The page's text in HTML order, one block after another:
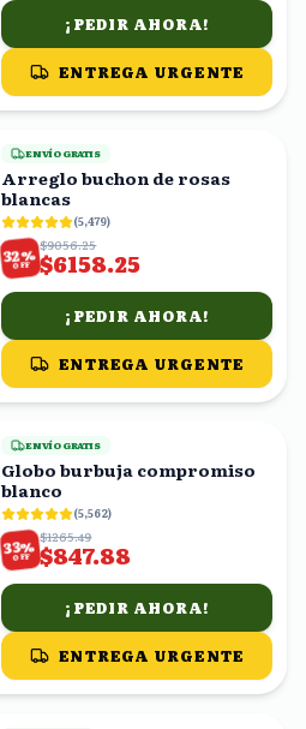
¡PEDIR AHORA!
ENTREGA URGENTE
ENVÍO GRATIS
Arreglo buchon de rosas
blancas
(5,479)
32%
OFF
$9056.25
$6158.25
¡PEDIR AHORA!
ENTREGA URGENTE
ENVÍO GRATIS
Globo burbuja compromiso
blanco
(5,562)
33%
OFF
$1265.49
$847.88
¡PEDIR AHORA!
ENTREGA URGENTE